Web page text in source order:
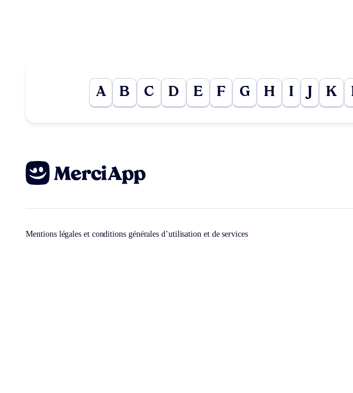
A B C D E F G H I K
Mentions légales et conditions générales d’utilisation et de services